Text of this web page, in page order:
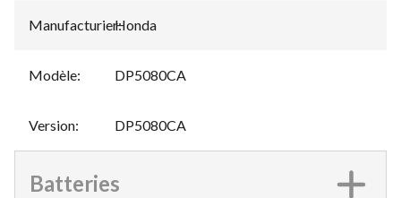
Manufacturier:
Honda
Modèle: DP5080CA
Version: DP5080CA
Batteries